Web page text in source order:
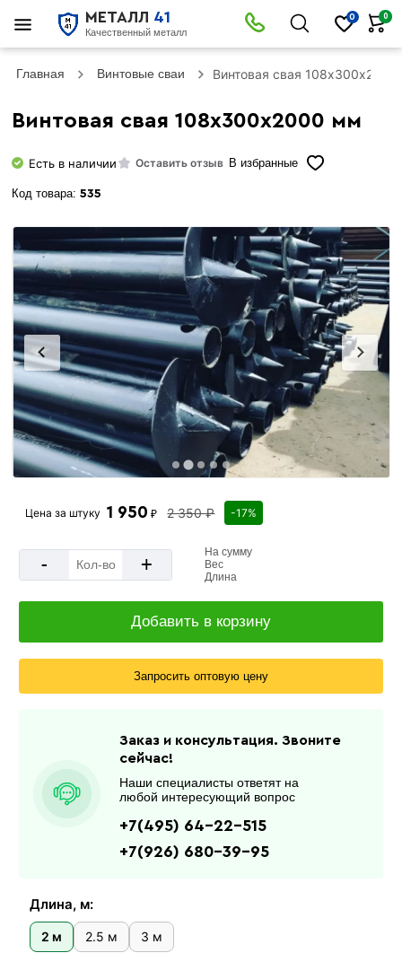
МЕТАЛЛ 41
Качественный металл
0 0
Главная Винтовые сваи Винтовая свая
Винтовая свая 108х300х2000 мм
Есть в наличии Оставить отзыв В избранные
Код товара: 535
Длина, м:
2 м 2.5 м 3 м
Цена за штуку 1 950 ₽ 2 350 ₽ -17%
- +
На сумму
Вес
Длина
Добавить в корзину
Запросить оптовую цену
Заказ и консультация. Звоните
сейчас!
Наши специалисты ответят на
любой интересующий вопрос
+7(495) 64-22-515
+7(926) 680-39-95